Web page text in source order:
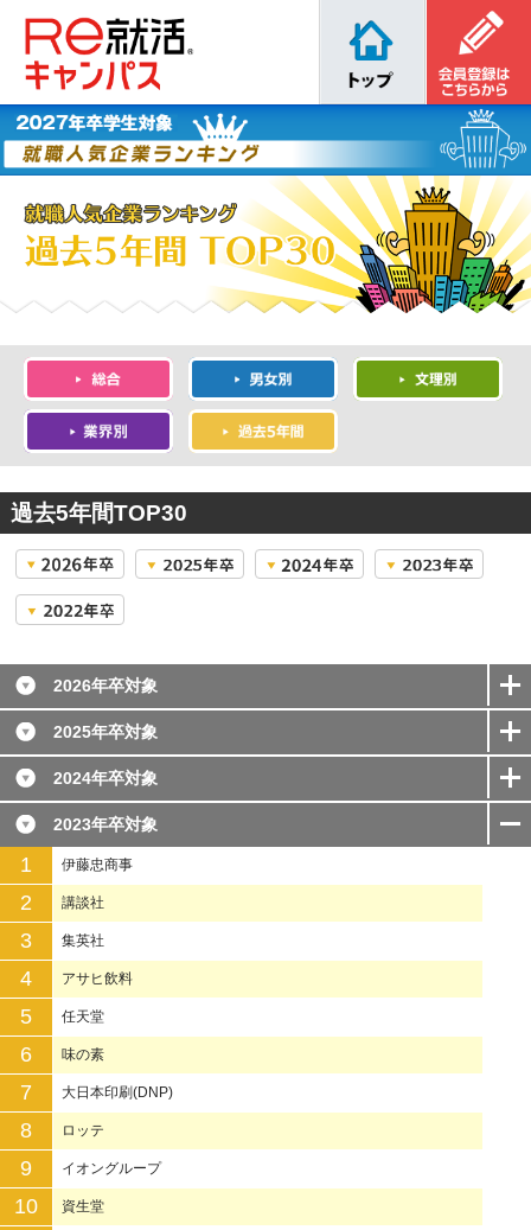
過去5年間TOP30
2026年卒対象
2025年卒対象
2024年卒対象
2023年卒対象
1 伊藤忠商事
2 講談社
3 集英社
4 アサヒ飲料
5 任天堂
6 味の素
7 大日本印刷(DNP)
8 ロッテ
9 イオングループ
10 資生堂